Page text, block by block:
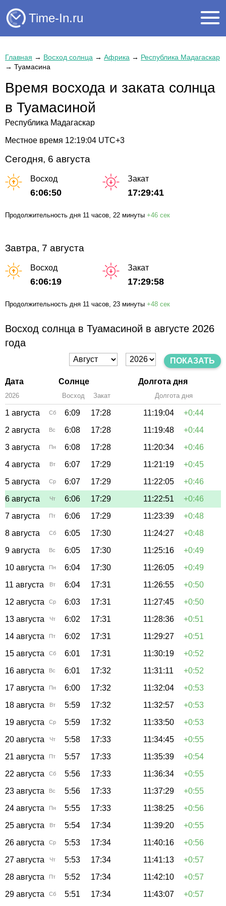
Time-In.ru
Главная → Восход солнца → Африка → Республика Мадагаскар
→ Туамасина
Время восхода и заката солнца
в Туамасиной
Республика Мадагаскар
Местное время 12:19:04 UTC+3
Сегодня, 6 августа
Восход
6:06:50
Закат
17:29:41
Продолжительность дня 11 часов , 22 минуты +46 сек
Завтра, 7 августа
Восход
6:06:19
Закат
17:29:58
Продолжительность дня 11 часов, 23 минуты +48 сек
Восход солнца в Туамасиной в августе 2026
года
ПОКАЗАТЬ
Дата Солнце Долгота дня
2026 Восход Закат Долгота дня
1 августа Сб 6:09 17:28 11:19:04
+0:44
2 августа
Вс 6:08 17:28 11:19:48
+0:44
3 августа
Пн 6:08 17:28 11:20:34
+0:46
4 августа
Вт 6:07 17:29 11:21:19
+0:45
5 августа
Ср 6:07 17:29 11:22:05
+0:46
6 августа
Чт 6:06 17:29 11:22:51
+0:46
7 августа
Пт 6:06 17:29 11:23:39
+0:48
8 августа
Сб 6:05 17:30 11:24:27
+0:48
9 августа
Вс 6:05 17:30 11:25:16
+0:49
10 августа
Пн 6:04 17:30 11:26:05
+0:49
11 августа
Вт 6:04 17:31 11:26:55
+0:50
12 августа
Ср 6:03 17:31 11:27:45
+0:50
13 августа
Чт 6:02 17:31 11:28:36
+0:51
14 августа
Пт 6:02 17:31 11:29:27
+0:51
15 августа
Сб 6:01 17:31 11:30:19
+0:52
16 августа
Вс 6:01 17:32 11:31:11
+0:52
17 августа
Пн 6:00 17:32 11:32:04
+0:53
18 августа
Вт 5:59 17:32 11:32:57
+0:53
19 августа
Ср 5:59 17:32 11:33:50
+0:53
20 августа
Чт 5:58 17:33 11:34:45
+0:55
21 августа
Пт 5:57 17:33 11:35:39
+0:54
22 августа
Сб 5:56 17:33 11:36:34
+0:55
23 августа
Вс 5:56 17:33 11:37:29
+0:55
24 августа
Пн 5:55 17:33 11:38:25
+0:56
25 августа
Вт 5:54 17:34 11:39:20
+0:55
26 августа
Ср 5:53 17:34 11:40:16
+0:56
27 августа
Чт 5:53 17:34 11:41:13
+0:57
28 августа
Пт 5:52 17:34 11:42:10
+0:57
29 августа
Сб 5:51 17:34 11:43:07 +0:57